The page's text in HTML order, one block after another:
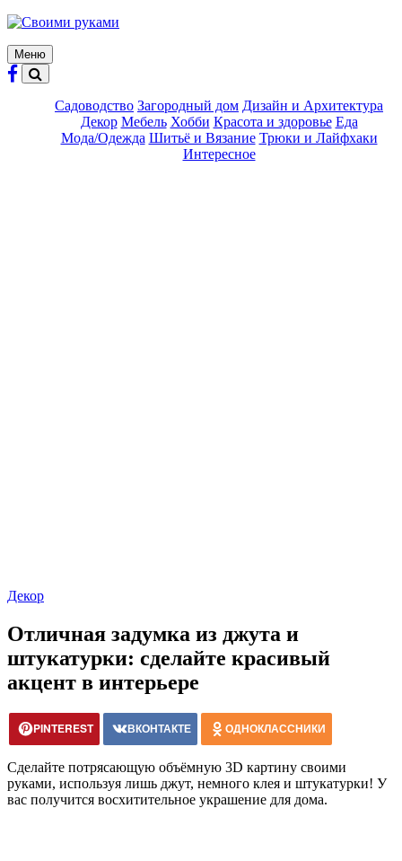
Skip
content
Меню
Садоводство Загородный дом Дизайн и Архитектура
Декор Мебель Хобби Красота и здоровье Еда
Мода/Одежда Шитьё и Вязание Трюки и Лайфхаки
Интересное
Декор
Отличная задумка из джута и
штукатурки: сделайте красивый
акцент в интерьере
PINTEREST ВКОНТАКТЕ ОДНОКЛАССНИКИ
Сделайте потрясающую объёмную 3D картину своими
руками, используя лишь джут, немного клея и штукатурки! У
вас получится восхитительное украшение для дома.